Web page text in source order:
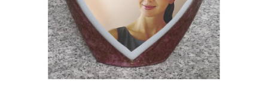
FOTOGALERIE
Schreiben